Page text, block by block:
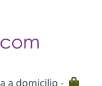
a domicilio -